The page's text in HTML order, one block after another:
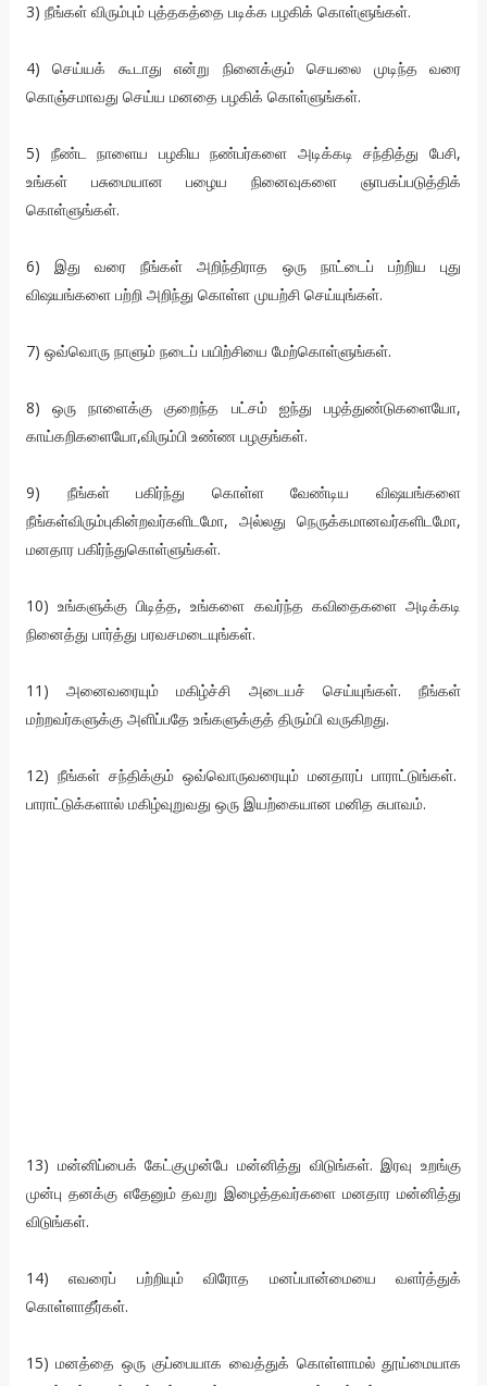
3) நீங்கள் விரும்பும் புத்தகத்தை படிக்க பழகிக் கொள்ளுங்கள்.
4) செய்யக் கூடாது என்று நினைக்கும் செயலை முடிந்த வரை
கொஞ்சமாவது செய்ய மனதை பழகிக் கொள்ளுங்கள்.
5) நீண்ட நாளைய பழகிய நண்பர்களை அடிக்கடி சந்தித்து பேசி,
உங்கள் பசுமையான பழைய நினைவுகளை ஞாபகப்படுத்திக்
கொள்ளுங்கள்.
6) இது வரை நீங்கள் அறிந்திராத ஒரு நாட்டைப் பற்றிய புது
விஷயங்களை பற்றி அறிந்து கொள்ள முயற்சி செய்யுங்கள்.
7) ஒவ்வொரு நாளும் நடைப் பயிற்சியை மேற்கொள்ளுங்கள்.
8) ஒரு நாளைக்கு குறைந்த பட்சம் ஐந்து பழத்துண்டுகளையோ,
காய்கறிகளையோ,விரும்பி உண்ண பழகுங்கள்.
9) நீங்கள் பகிர்ந்து கொள்ள வேண்டிய விஷயங்களை
நீங்கள்விரும்புகின்றவர்களிடமோ, அல்லது நெருக்கமானவர்களிடமோ,
மனதார பகிர்ந்துகொள்ளுங்கள்.
10) உங்களுக்கு பிடித்த, உங்களை கவர்ந்த கவிதைகளை அடிக்கடி
நினைத்து பார்த்து பரவசமடையுங்கள்.
11) அனைவரையும் மகிழ்ச்சி அடையச் செய்யுங்கள். நீங்கள்
மற்றவர்களுக்கு அளிப்பதே உங்களுக்குத் திரும்பி வருகிறது.
12) நீங்கள் சந்திக்கும் ஒவ்வொருவரையும் மனதாரப் பாராட்டுங்கள்.
பாராட்டுக்களால் மகிழ்வுறுவது ஒரு இயற்கையான மனித சுபாவம்.
13) மன்னிப்பைக் கேட்குமுன்பே மன்னித்து விடுங்கள். இரவு உறங்கு
முன்பு தனக்கு எதேனும் தவறு இழைத்தவர்களை மனதார மன்னித்து
விடுங்கள்.
14) எவரைப் பற்றியும் விரோத மனப்பான்மையை வளர்த்துக்
கொள்ளாதீர்கள்.
15) மனத்தை ஒரு குப்பையாக வைத்துக் கொள்ளாமல் தூய்மையாக